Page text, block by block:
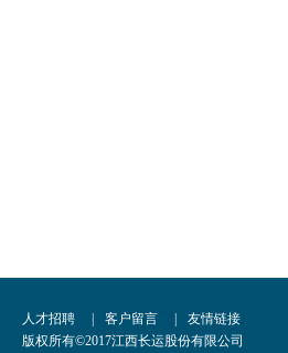
人才招聘 客户留言
友情链接
版权所有©2017江西长运股份有限公司